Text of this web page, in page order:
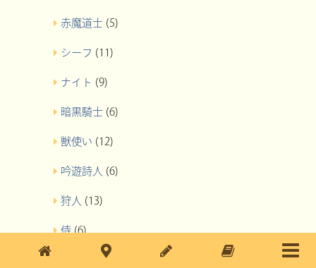
赤魔道士 (5)
シーフ (11)
ナイト (9)
暗黒騎士 (6)
獣使い (12)
吟遊詩人 (6)
狩人 (13)
侍(6)